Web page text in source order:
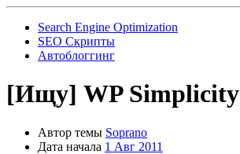
Search Engine Optimization
SEO Скрипты
Автоблоггинг
[Ищу] WP Simplicity
Автор темы Soprano
Дата начала 1 Авг 2011